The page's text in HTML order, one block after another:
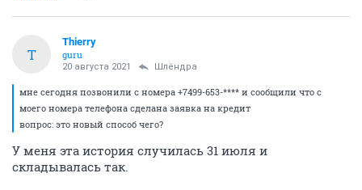
T
Thierry
guru
20 августа 2021 Шлёндра
мне сегодня позвонили с номера +7499-653-**** и сообщили что с
моего номера телефона сделана заявка на кредит
вопрос: это новый способ чего?
У меня эта история случилась 31 июля и
складывалась так.